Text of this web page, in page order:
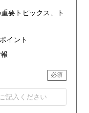
要トピックス、ト
イント